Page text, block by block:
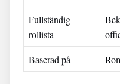
Fullständig
rollista
Baserad på